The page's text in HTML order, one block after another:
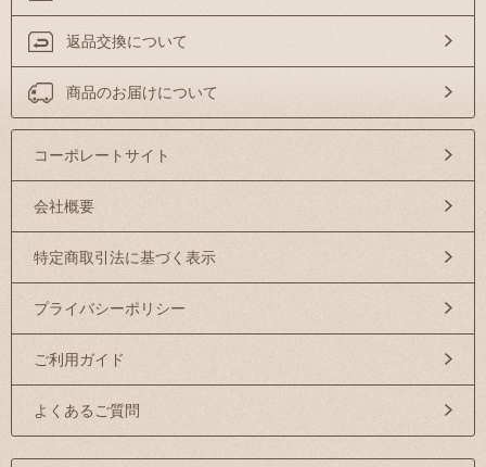
返品交換について
商品のお届けについて
コーポレートサイト
会社概要
特定商取引法に基づく表示
プライバシーポリシー
ご利用ガイド
よくあるご質問